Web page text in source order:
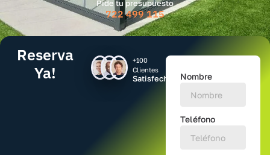
Pide tu presupuesto
722 499 115
Reserva
Ya!
+100
Clientes
Satisfechos Nombre
Teléfono